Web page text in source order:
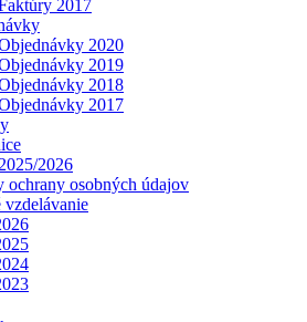
2017
2020
2019
2018
2017
2025/2026
ochrany osobných údajov